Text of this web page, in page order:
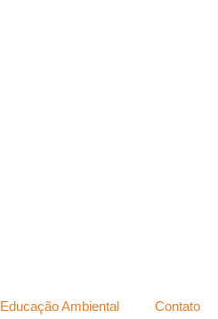
Educação Ambiental Contato